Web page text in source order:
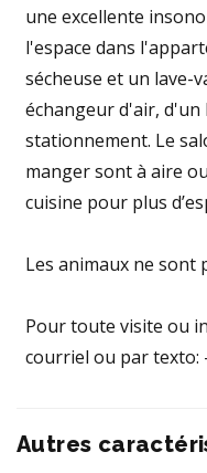
une excellente
l'espace dans
sécheuse et un lave-
échangeur d'air, d'un
stationnement. Le
manger sont à aire
cuisine pour plus
Les animaux ne sont
Pour toute visite ou
courriel ou par texto:
Autres